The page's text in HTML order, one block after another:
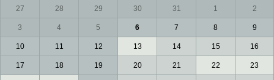
27 28 29 30 31 1 2
3 4 5 6 7 8 9
10 11 12 13 14 15 16
17 18 19 20 21 22 23